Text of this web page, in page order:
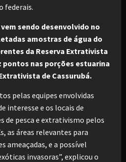
federais.
sendo desenvolvido no
amostras de água do
da Reserva Extrativista
pontos nas porções estuarina
de Cassurubá.
pelas equipes envolvidas
interesse e os locais de
de pesca e extrativismo pelos
as áreas relevantes para
ameaçadas, e a possível
invasoras”, explicou o